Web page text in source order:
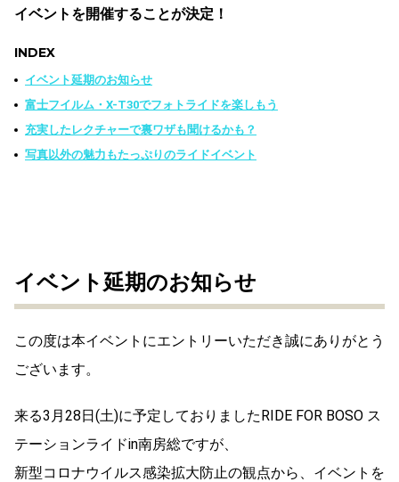
イベントを開催することが決定！
INDEX
イベント延期のお知らせ
富士フイルム・X-T30でフォトライドを楽しもう
充実したレクチャーで裏ワザも聞けるかも？
写真以外の魅力もたっぷりのライドイベント
イベント延期のお知らせ
この度は本イベントにエントリーいただき誠にありがとう
ございま す。
来る3 月28日(土)に予定しておりましたRIDE FOR BOSO ス
テーションライドin南房総ですが、
新型コロナウイルス感染拡大防止の観点から、 イベントを